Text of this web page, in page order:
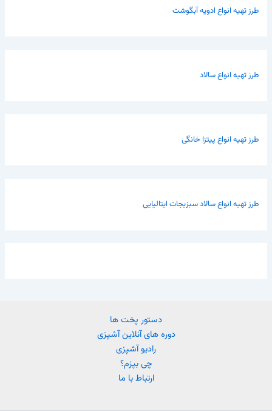
طرز تهیه انواع ادویه آبگوشت
طرز تهیه انواع سالاد
طرز تهیه انواع پیتزا خانگی
طرز تهیه انواع سالاد سبزیجات ایتالیایی
دستور پخت ها
دوره های آنلاین آشپزی
رادیو آشپزی
چی بپزم؟
ارتباط با ما